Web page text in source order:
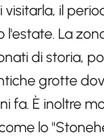
il
l'estate. La
di storia,
grotte
fa. È inoltre
lo